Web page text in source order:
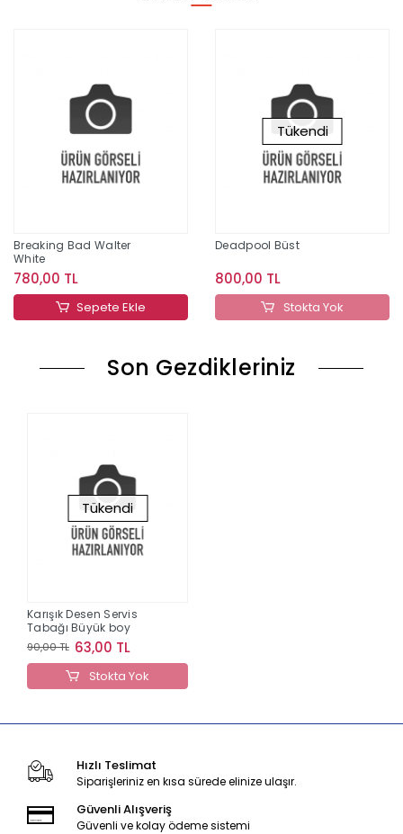
Breaking Bad Walter
White
780,00 TL
Sepete Ekle
Tükendi
Deadpool Büst
800,00 TL
Stokta Yok
Son Gezdikleriniz
Tükendi
Karışık Desen Servis
Tabağı Büyük boy
90,00 TL 63,00 TL
Stokta Yok
Hızlı Teslimat
Siparişleriniz en kısa sürede elinize ulaşır.
Güvenli Alışveriş
Güvenli ve kolay ödeme sistemi